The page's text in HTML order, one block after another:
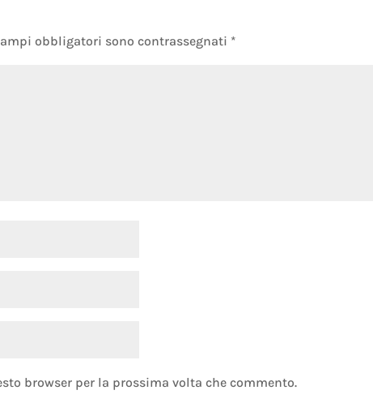
obbligatori sono contrassegnati *
browser per la prossima volta che commento.